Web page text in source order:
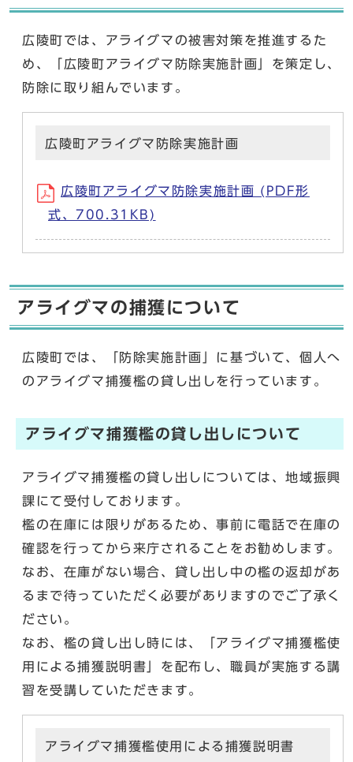
広陵町では、アライグマの被害対策を推進するた
め、「広陵町アライグマ防除実施計画」を策定し、
防除に取り組んでいます。
広陵町アライグマ防除実施計画
広陵町アライグマ防除実施計画 (PDF形
式、700.31KB)
アライグマの捕獲について
広陵町では、「防除実施計画」に基づいて、個人へ
のアライグマ捕獲檻の貸し出しを行っています。
アライグマ捕獲檻の貸し出しについて
アライグマ捕獲檻の貸し出しについては、地域振興
課にて受付しております。
檻の在庫には限りがあるため、事前に電話で在庫の
確認を行ってから来庁されることをお勧めします。
なお、在庫がない場合、貸し出し中の檻の返却があ
るまで待っていただく必要がありますのでご了承く
ださい。
なお、檻の貸し出し時には、「アライグマ捕獲檻使
用による捕獲説明書」を配布し、職員が実施する講
習を受講していただきます。
アライグマ捕獲檻使用による捕獲説明書